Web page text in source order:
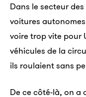
Dans le secteur
voitures
voire trop vite pour
véhicules de la
ils roulaient sans
De ce côté-là, on a